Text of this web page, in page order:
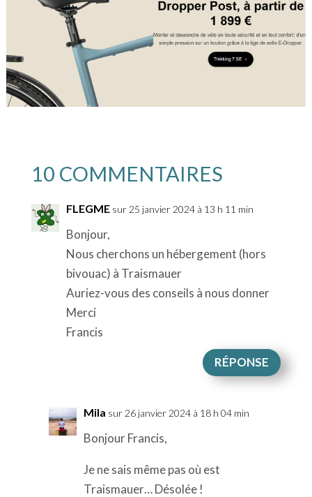
10 COMMENTAIRES
FLEGME sur 25 janvier 2024 à 13 h 11 min
Bonjour,
Nous cherchons un hébergement (hors
bivouac) à Traismauer
Auriez-vous des conseils à nous donner
Merci
Francis
RÉPONSE
Mila sur 26 janvier 2024 à 18 h 04 min
Bonjour Francis,
Je ne sais même pas où est
Traismauer… Désolée !